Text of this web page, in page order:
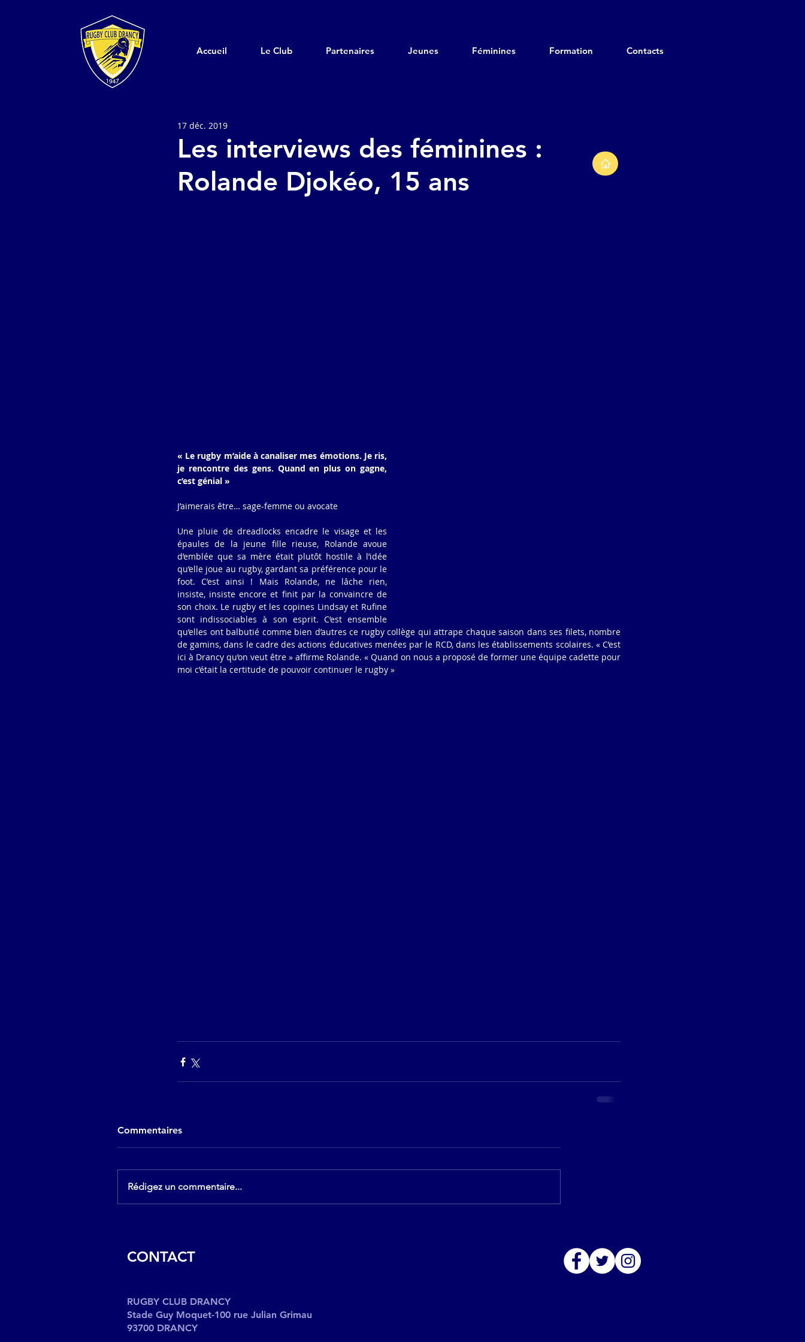
Accueil Le Club Partenaires Jeunes Féminines Formation Contacts
Les interviews des féminines :
Rolande Djokéo, 15 ans
17 déc. 2019
« Le rugby m’aide à canaliser mes émotions. Je ris,
je rencontre des gens. Quand en plus on gagne,
c’est génial »
J’aimerais être… sage-femme ou avocate
Une pluie de dreadlocks encadre le visage et les
épaules de la jeune fille rieuse, Rolande avoue
d’emblée que sa mère était plutôt hostile à l’idée
qu’elle joue au rugby, gardant sa préférence pour le
foot. C’est ainsi ! Mais Rolande, ne lâche rien,
insiste, insiste encore et finit par la convaincre de
son choix. Le rugby et les copines Lindsay et Rufine
sont indissociables à son esprit. C’est ensemble
qu’elles ont balbutié comme bien d’autres ce rugby collège qui attrape chaque saison dans ses filets, nombre
de gamins, dans le cadre des actions éducatives menées par le RCD, dans les établissements scolaires. « C’est
ici à Drancy qu’on veut être » affirme Rolande. « Quand on nous a proposé de former une équipe cadette pour
moi c’était la certitude de pouvoir continuer le rugby »
Commentaires
Rédigez un commentaire...
CONTACT
RUGBY CLUB DRANCY
Stade Guy Moquet-100 rue Julian Grimau
93700 DRANCY